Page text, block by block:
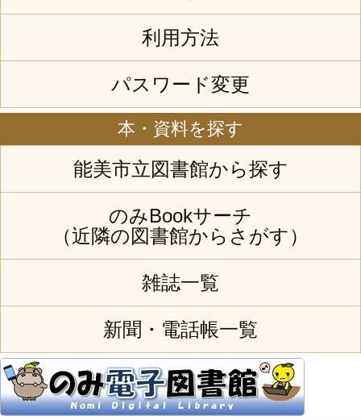
利用方法
パスワード変更
本・資料を探す
能美市立図書館から探す
のみBookサーチ
（近隣の図書館からさがす）
雑誌一覧
新聞・電話帳一覧